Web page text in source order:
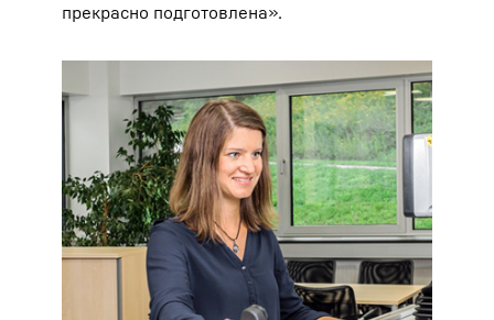
прекрасно подготовлена».